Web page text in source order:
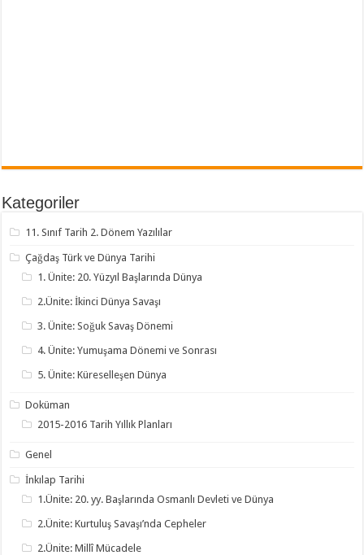
Kategoriler
11. Sınıf Tarih 2. Dönem Yazılılar
Çağdaş Türk ve Dünya Tarihi
1. Ünite: 20. Yüzyıl Başlarında Dünya
2.Ünite: İkinci Dünya Savaşı
3. Ünite: Soğuk Savaş Dönemi
4. Ünite: Yumuşama Dönemi ve Sonrası
5. Ünite: Küreselleşen Dünya
Doküman
2015-2016 Tarih Yıllık Planları
Genel
İnkılap Tarihi
1.Ünite: 20. yy. Başlarında Osmanlı Devleti ve Dünya
2.Ünite: Kurtuluş Savaşı’nda Cepheler
2.Ünite: Millî Mücadele